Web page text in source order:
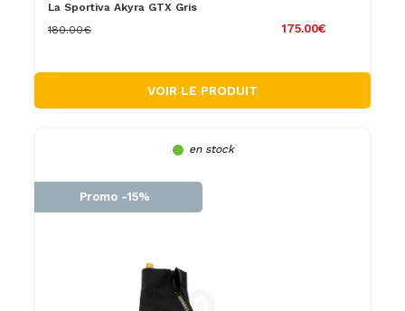
La Sportiva Akyra GTX Gris
175.00€
180.00€
VOIR LE PRODUIT
en stock
Promo -15%